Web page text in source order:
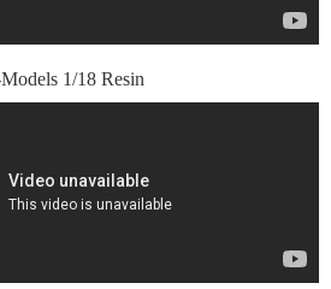
1/18 Resin